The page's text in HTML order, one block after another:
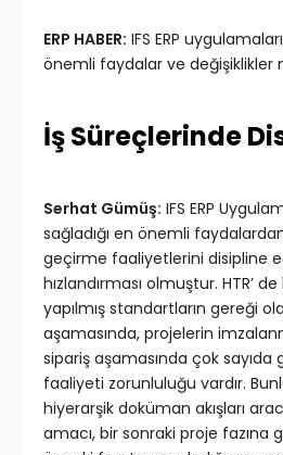
ERP HABER: IFS ERP
önemli faydalar ve değişiklikler
İş Süreçlerinde
Serhat Gümüş: IFS ERP
sağladığı en önemli
geçirme faaliyetlerini disipline
hızlandırması olmuştur. HTR’
yapılmış standartların gereği
aşamasında, projelerin
sipariş aşamasında çok
faaliyeti zorunluluğu vardır.
hiyerarşik doküman akışları
amacı, bir sonraki proje